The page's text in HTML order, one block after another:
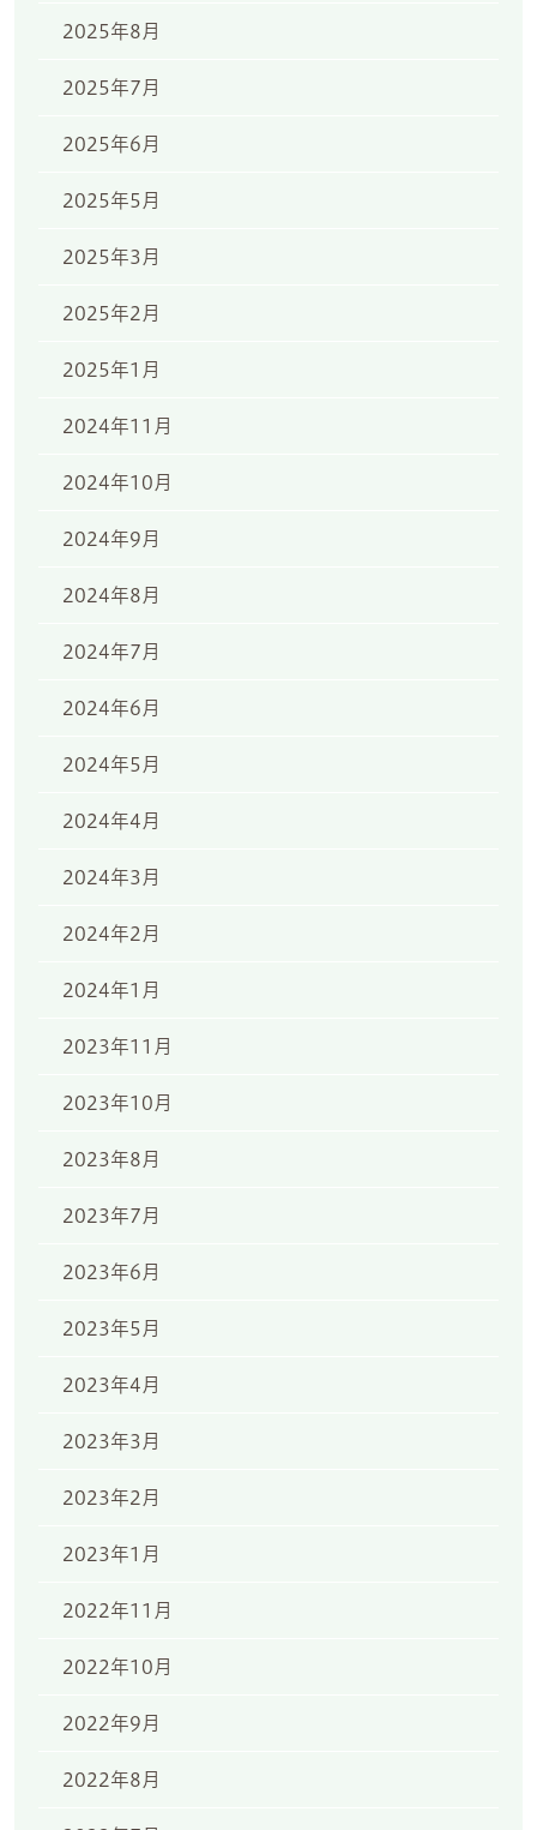
2025年8月
2025年7月
2025年6月
2025年5月
2025年3月
2025年2月
2025年1月
2024年11月
2024年10月
2024年9月
2024年8月
2024年7月
2024年6月
2024年5月
2024年4月
2024年3月
2024年2月
2024年1月
2023年11月
2023年10月
2023年8月
2023年7月
2023年6月
2023年5月
2023年4月
2023年3月
2023年2月
2023年1月
2022年11月
2022年10月
2022年9月
2022年8月